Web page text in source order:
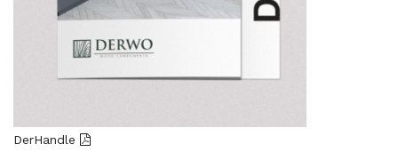
DerHandle